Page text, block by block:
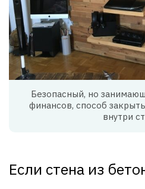
Безопасный, но
финансов, способ
внутри
Если стена из